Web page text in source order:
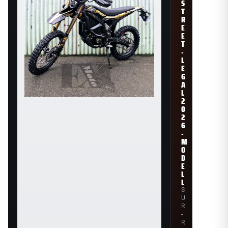
S
T
R
E
E
T
-
L
E
G
A
L
2
0
2
6
-
M
O
D
E
L
L
S
U
R
-
R